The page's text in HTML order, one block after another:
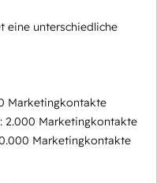
eine unterschiedliche
Marketingkontakte
2.000 Marketingkontakte
Marketingkontakte